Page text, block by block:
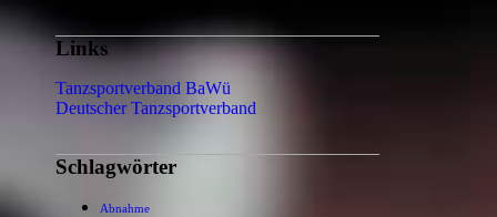
Links
Tanzsportverband BaWü
Deutscher Tanzsportverband
Schlagwörter
Abnahme